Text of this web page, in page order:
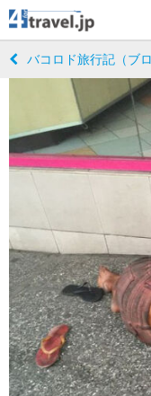
バコロド旅行記（ブ